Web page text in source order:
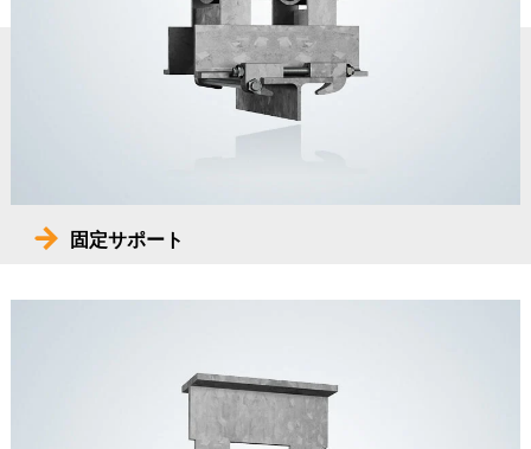
固定サポート